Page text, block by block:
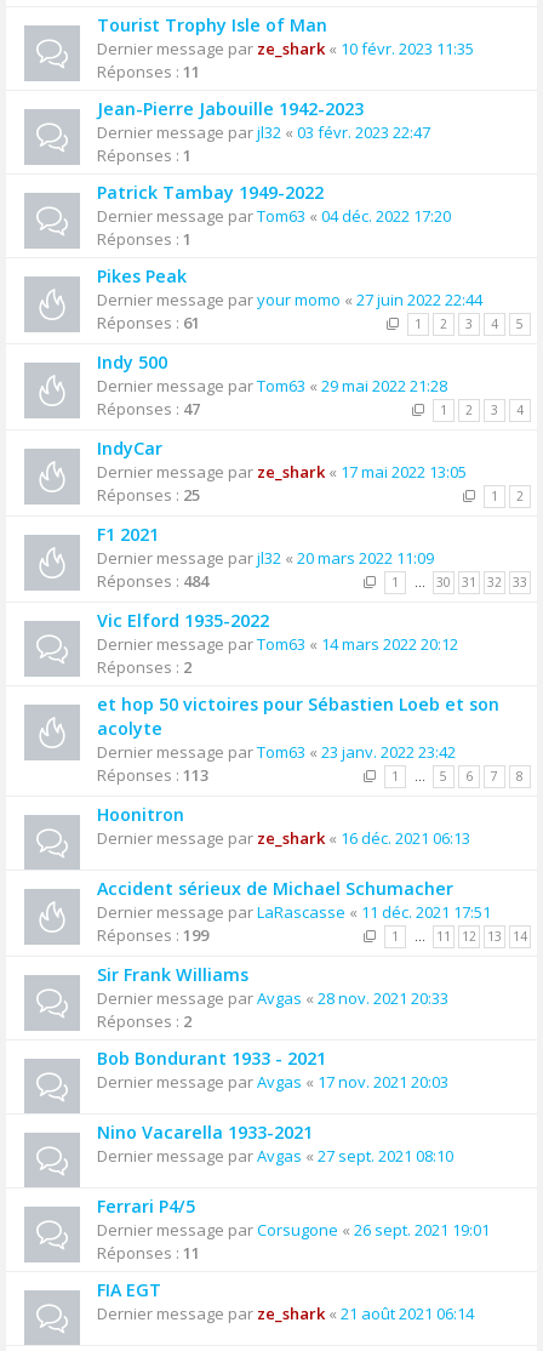
Tourist Trophy Isle of Man
Dernier message par ze_shark« 10 févr. 2023 11:35
Réponses : 11
Jean-Pierre Jabouille 1942-2023
Dernier message parjl32 « 03 févr. 2023 22:47
Réponses : 1
Patrick Tambay 1949-2022
Dernier message parTom63 « 04 déc. 2022 17:20
Réponses : 1
Pikes Peak
Dernier message paryour momo « 27 juin 2022 22:44
Réponses : 61 1 2 3 4 5
Indy 500
Dernier message parTom63 « 29 mai 2022 21:28
Réponses : 47 1 2 3 4
IndyCar
Dernier message par ze_shark« 17 mai 2022 13:05
Réponses : 25 1 2
F1 2021
Dernier message parjl32 « 20 mars 2022 11:09
Réponses : 484 1 … 30 31 32 33
Vic Elford 1935-2022
Dernier message parTom63 « 14 mars 2022 20:12
Réponses : 2
et hop 50 victoires pour Sébastien Loeb et son
acolyte
Dernier message parTom63 « 23 janv. 2022 23:42
Réponses : 113 1 … 5 6 7 8
Hoonitron
Dernier message par ze_shark« 16 déc. 2021 06:13
Accident sérieux de Michael Schumacher
Dernier message parLaRascasse « 11 déc. 2021 17:51
Réponses : 199 1 … 11 12 13 14
Sir Frank Williams
Dernier message parAvgas « 28 nov. 2021 20:33
Réponses : 2
Bob Bondurant 1933 - 2021
Dernier message parAvgas « 17 nov. 2021 20:03
Nino Vacarella 1933-2021
Dernier message parAvgas « 27 sept. 2021 08:10
Ferrari P4/5
Dernier message parCorsugone « 26 sept. 2021 19:01
Réponses : 11
FIA EGT
Dernier message par ze_shark« 21 août 2021 06:14